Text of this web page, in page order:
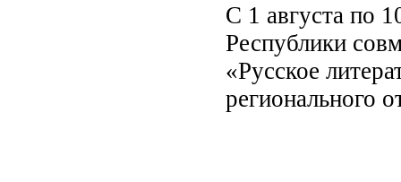
С 1 августа по
Республики
«Русское
регионального